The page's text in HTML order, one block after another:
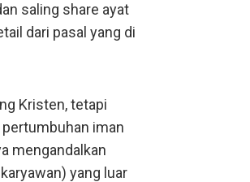
saling share ayat
dari pasal yang di
Kristen, tetapi
iman
mengandalkan
yang luar